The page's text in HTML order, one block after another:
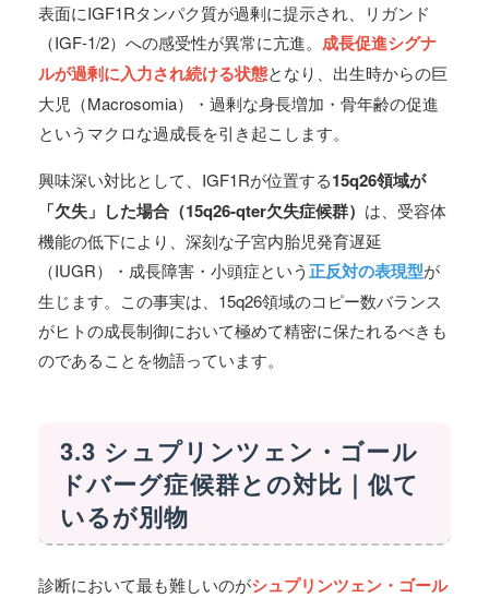
表面にIGF1Rタンパク質が過剰に提示され、リガンド
（IGF-1/2）への感受性が異常に亢進。 成長促進シグナ
ルが過剰に入力され続ける状態となり、出生時からの巨
大児（Macrosomia）・過剰な身長増加・骨年齢の促進
というマクロな過成長を引き起こします。
興味深い対比として、IGF1Rが位置する15q26領域が
「欠失」した場合（15q26-qter欠失症候群） は、受容体
機能の低下により、深刻な子宮内胎児発育遅延
（IUGR）・成長障害・小頭症という正反対の表現型が
生じます。この事実は、15q26領域のコピー数バランス
がヒトの成長制御において極めて精密に保たれるべきも
のであることを物語っています。
3.3 シュプリンツェン・ゴール
ドバーグ症候群との対比｜似て
いるが別物
診断において最も難しいのがシュプリンツェン・ゴール